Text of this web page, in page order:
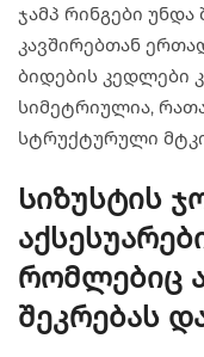
ჯამპ რინგები უნდა
კავშირებთან
ბიდების კედლები
სიმეტრიულია,
სტრუქტურული
Სიზუსტის
რომლებიც
შეკრებას